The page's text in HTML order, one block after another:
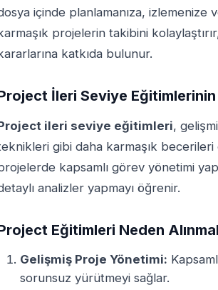
içinde planlamanıza, izlemenize
projelerin takibini
katkıda bulunur.
İleri Seviye Eğitimlerinin
ileri seviye eğitimleri,
gibi daha karmaşık becerileri
kapsamlı görev yönetimi
analizler yapmayı öğrenir.
Eğitimleri Neden
Gelişmiş Proje Yönetimi:
sorunsuz yürütmeyi sağlar.